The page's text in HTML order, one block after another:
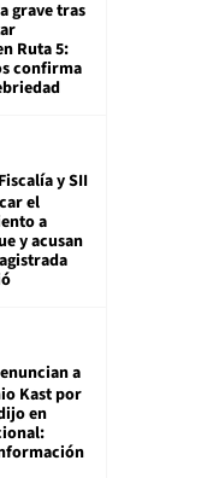
grave tras
Ruta 5:
confirma
Fiscalía y SII
el
a
y acusan
a
Kast por
en